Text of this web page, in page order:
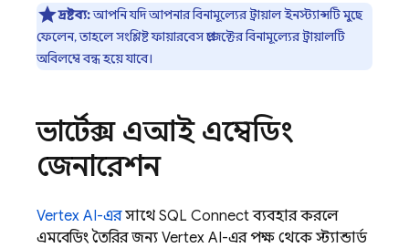
দ্রষ্টব্য:আপনি যদি আপনার বিনামূল্যের ট্রায়াল ইনস্ট্যান্সটি মুছে
ফেলেন, তাহলে সংশ্লিষ্ট ফায়ারবেস প্রজেক্টের বিনামূল্যের ট্রায়ালটি
অবিলম্বে বন্ধ হয়ে যাবে।
ভার্টেক্স এআই এম্বেডিং
জেনারেশন
Vertex AI-এরসাথে SQL Connectব্যবহার করলে
এমবেডিং তৈরির জন্য Vertex AI-এর পক্ষ থেকে স্ট্যান্ডার্ড